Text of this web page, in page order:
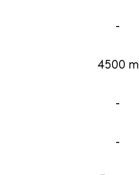
-
4500 m
-
-